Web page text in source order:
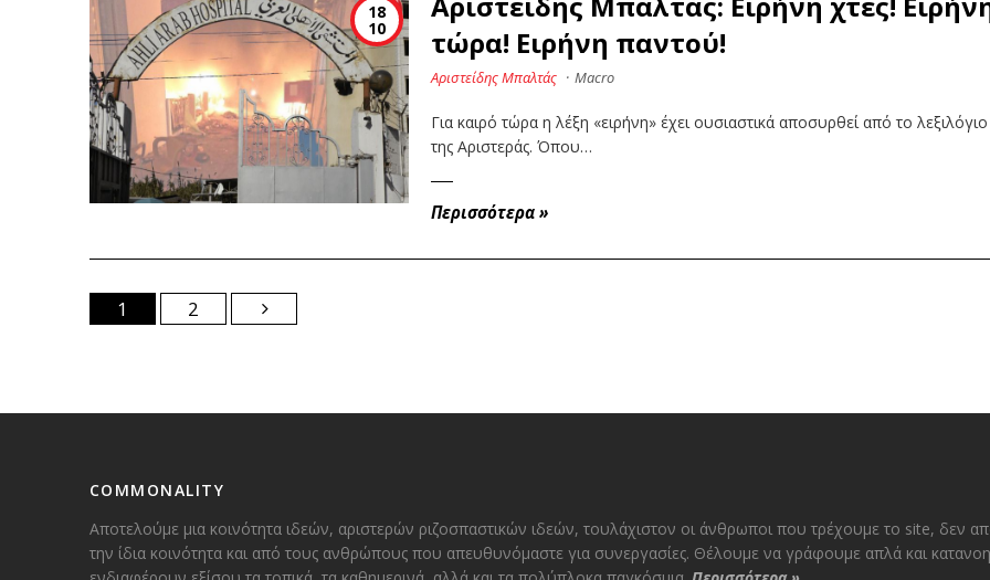
18
10
τώρα! Ειρήνη παντού!
Αριστείδης Μπαλτάς · Macro
Για καιρό τώρα η λέξη «ειρήνη» έχει ουσιαστικά αποσυρθεί από το λεξιλόγιο
της Αριστεράς. Όπου…
Περισσότερα»
1 2
COMMONALITY
Αποτελούμε μια κοινότητα ιδεών, αριστερών ριζοσπαστικών ιδεών, τουλάχιστον οι άνθρωποι που τρέχουμε το site, δεν
την ίδια κοινότητα και από τους ανθρώπους που απευθυνόμαστε για συνεργασίες. Θέλουμε να γράφουμε απλά και